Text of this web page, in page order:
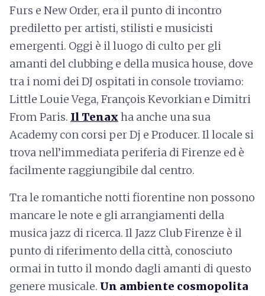
Furs e New Order, era il punto di incontro
prediletto per artisti, stilisti e musicisti
emergenti. Oggi è il luogo di culto per gli
amanti del clubbing e della musica house, dove
tra i nomi dei DJ ospitati in console troviamo:
Little Louie Vega, François Kevorkian e Dimitri
From Paris. Il Tenax ha anche una sua
Academy con corsi per Dj e Producer. Il locale si
trova nell’immediata periferia di Firenze ed è
facilmente raggiungibile dal centro.
Tra le romantiche notti fiorentine non possono
mancare le note e gli arrangiamenti della
musica jazz di ricerca. Il Jazz Club Firenze è il
punto di riferimento della città, conosciuto
ormai in tutto il mondo dagli amanti di questo
genere musicale. Un ambiente cosmopolita